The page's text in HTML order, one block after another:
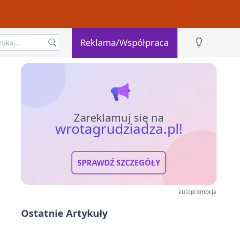
Reklama/Współpraca
Zareklamuj się na
wrotagrudziadza.pl!
SPRAWDŹ SZCZEGÓŁY
autopromocja
Ostatnie Artykuły